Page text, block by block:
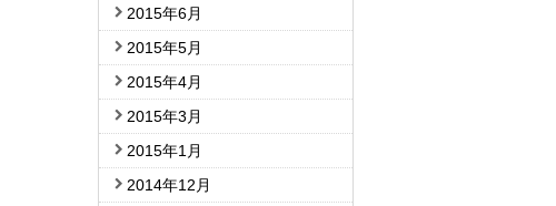
2015年6月
2015年5月
2015年4月
2015年3月
2015年1月
2014年12月